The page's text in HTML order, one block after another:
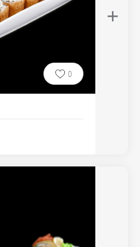
0
+